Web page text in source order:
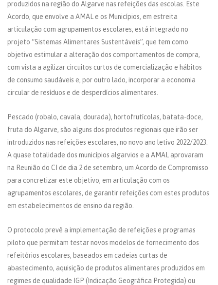
produzidos na região do Algarve nas refeições das escolas. Este
Acordo, que envolve a AMAL e os Municípios, em estreita
articulação com agrupamentos escolares, está integrado no
projeto “Sistemas Alimentares Sustentáveis”, que tem como
objetivo estimular a alteração dos comportamentos de compra,
com vista a agilizar circuitos curtos de comercialização e hábitos
de consumo saudáveis e, por outro lado, incorporar a economia
circular de resíduos e de desperdícios alimentares.
Pescado (robalo, cavala, dourada), hortofrutícolas, batata-doce,
fruta do Algarve, são alguns dos produtos regionais que irão ser
introduzidos nas refeições escolares, no novo ano letivo 2022/2023.
A quase totalidade dos municípios algarvios e a AMAL aprovaram
na Reunião do CI de dia 2 de setembro, um Acordo de Compromisso
para concretizar este objetivo, em articulação com os
agrupamentos escolares, de garantir refeições com estes produtos
em estabelecimentos de ensino da região.
O protocolo prevê a implementação de refeições e programas
piloto que permitam testar novos modelos de fornecimento dos
refeitórios escolares, baseados em cadeias curtas de
abastecimento, aquisição de produtos alimentares produzidos em
regimes de qualidade IGP (Indicação Geográfica Protegida) ou